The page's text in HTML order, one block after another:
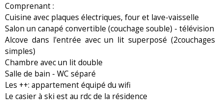
Comprenant :
Cuisine avec plaques électriques, four et lave-vaisselle
Salon un canapé convertible (couchage souble) - télévision
Alcove dans l'entrée avec un lit superposé (2couchages
simples)
Chambre avec un lit double
Salle de bain - WC séparé
Les ++: appartement équipé du wifi
Le casier à ski est au rdc de la résidence